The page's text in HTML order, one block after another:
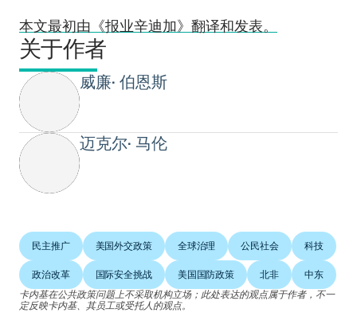
本文最初由《报业辛迪加》翻译和发表。
关于作者
威廉• 伯恩斯
迈克尔• 马伦
民主推广 美国外交政策 全球治理 公民社会 科技
政治改革 国际安全挑战 美国国防政策 北非
中东
卡内基在公共政策问题上不采取机构立场；此处表达的观点属于作者，不一
定反映卡内基、其员工或受托人的观点。